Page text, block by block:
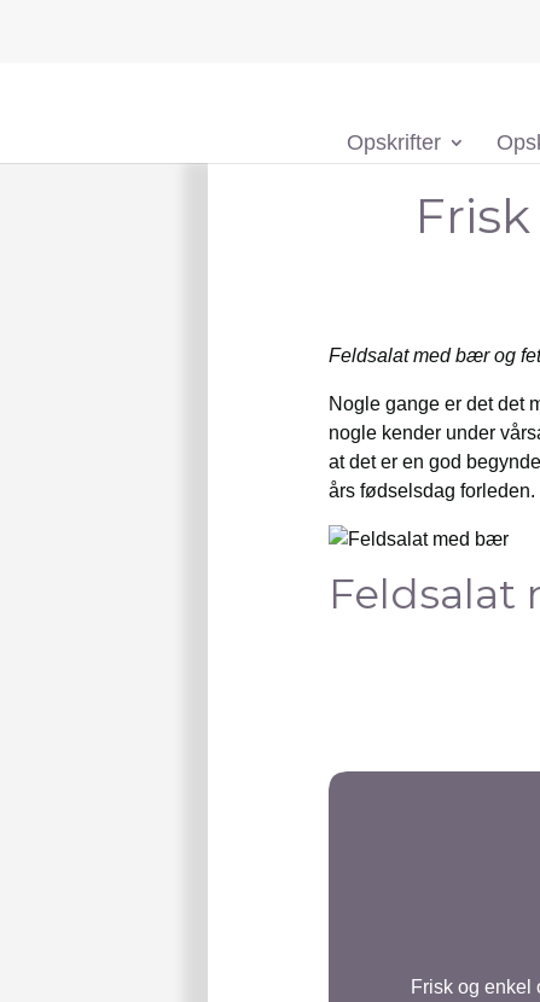
Opskrifter
Feldsalat med bær og
Nogle gange er det det
nogle kender under
at det er en god
års fødselsdag forleden.
Frisk og enkel